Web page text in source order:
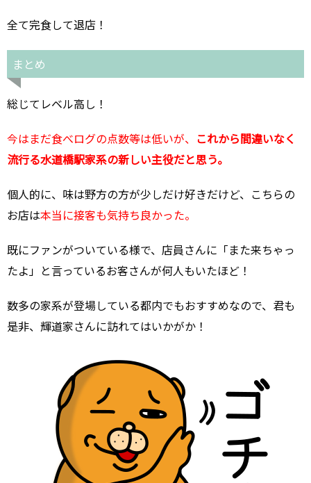
全て完食して退店！
まとめ
総じてレベル高し！
今はまだ食べログの点数等は低いが、
これから間違いなく
流行る水道橋駅家系の新しい主役だと思う。
個人的に、味は野方の方が少しだけ好きだけど、こちらの
お店は本当に接客も気持ち良かった。
既にファンがついている様で、店員さんに「また来ちゃっ
たよ」と言っているお客さんが何人もいたほど！
数多の家系が登場している都内でもおすすめなので、君も
是非、輝道家さんに訪れてはいかがか！